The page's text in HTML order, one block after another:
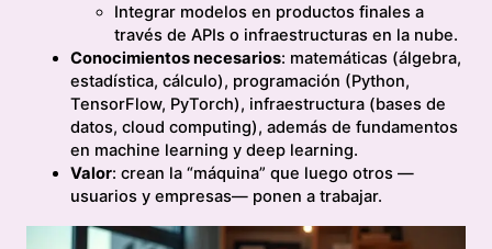
Integrar modelos en productos finales a
través de APIs o infraestructuras en la nube.
Conocimientos necesarios: matemáticas (álgebra,
estadística, cálculo), programación (Python,
TensorFlow, PyTorch), infraestructura (bases de
datos, cloud computing), además de fundamentos
en machine learning y deep learning.
Valor: crean la “máquina” que luego otros —
usuarios y empresas— ponen a trabajar.